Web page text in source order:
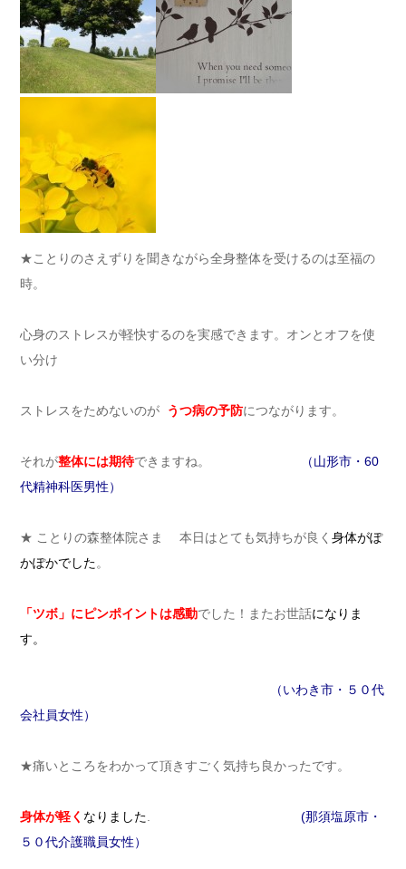
★ことりのさえずりを聞きながら全身整体を受けるのは至福の
時。
心身のストレスが軽快するのを実感できます。オンとオフを使
い分け
ストレスをためないのが うつ病の予防につながります。
それが整体には期待できますね。
（山形市・60
代精神科医男性）
★ ことりの森整体院さま 本日はとても気持ちが良く 身体がぽ
かぽかでした。
「ツボ」にピンポイントは感動でした！またお世話になりま
す。
（いわき市・５０代
会社員女性）
★痛いところをわかって頂きすごく気持ち良かったです。
身体が軽く なりました
(那須塩原市・
５０代介護職員女性）